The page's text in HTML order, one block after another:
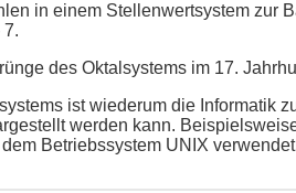
in einem Stellenwertsystem zur
7.
des Oktalsystems im 17.
ist wiederum die Informatik
werden kann.
Betriebssystem UNIX